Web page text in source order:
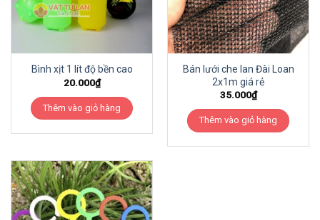
Bình xịt 1 lít độ bền cao
20.000₫
Thêm vào giỏ hàng
Bán lưới che lan Đài Loan
2x1m giá rẻ
35.000₫
Thêm vào giỏ hàng